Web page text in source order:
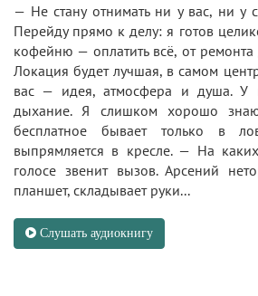
— Не стану отнимать ни у вас, ни у
Перейду прямо к делу: я готов
кофейню — оплатить всё, от
Локация будет лучшая, в самом
вас — идея, атмосфера и душа. У
дыхание. Я слишком хорошо
бесплатное бывает только в
выпрямляется в кресле. — На
голосе звенит вызов. Арсений
планшет, складывает руки...
Слушать аудиокнигу